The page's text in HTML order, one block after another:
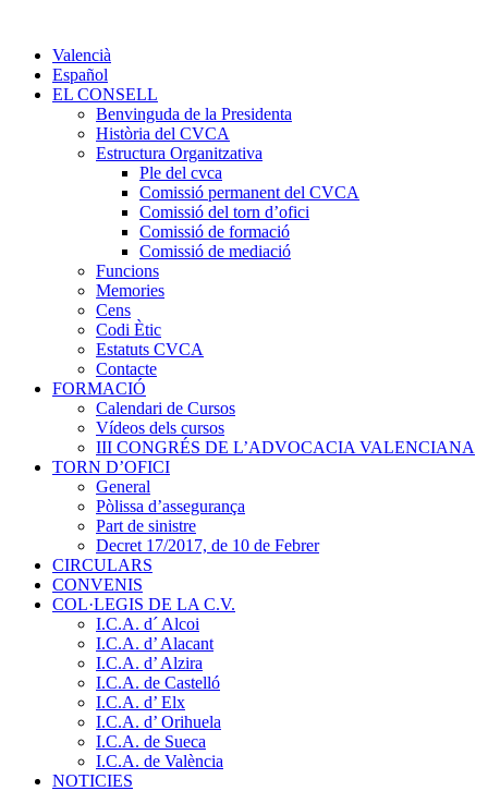
Valencià
Español
EL CONSELL
Benvinguda de la Presidenta
Història del CVCA
Estructura Organitzativa
Ple del cvca
Comissió permanent del CVCA
Comissió del torn d’ofici
Comissió de formació
Comissió de mediació
Funcions
Memories
Cens
Codi Ètic
Estatuts CVCA
Contacte
FORMACIÓ
Calendari de Cursos
Vídeos dels cursos
III CONGRÉS DE L’ADVOCACIA VALENCIANA
TORN D’OFICI
General
Pòlissa d’assegurança
Part de sinistre
Decret 17/2017, de 10 de Febrer
CIRCULARS
CONVENIS
COL·LEGIS DE LA C.V.
I.C.A. d´ Alcoi
I.C.A. d’ Alacant
I.C.A. d’ Alzira
I.C.A. de Castelló
I.C.A. d’ Elx
I.C.A. d’ Orihuela
I.C.A. de Sueca
I.C.A. de València
NOTICIES